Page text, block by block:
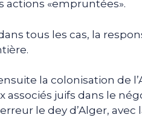
actions «empruntées».
tous les cas, la
la colonisation de
associés juifs dans le
le dey d’Alger,